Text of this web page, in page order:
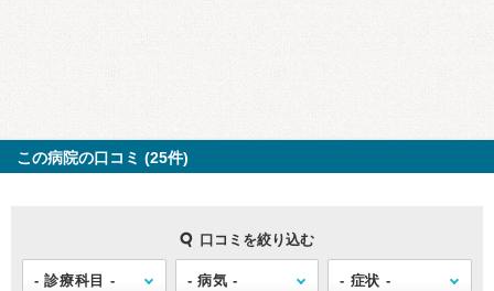
この病院の口コミ (25件)
口コミを絞り込む